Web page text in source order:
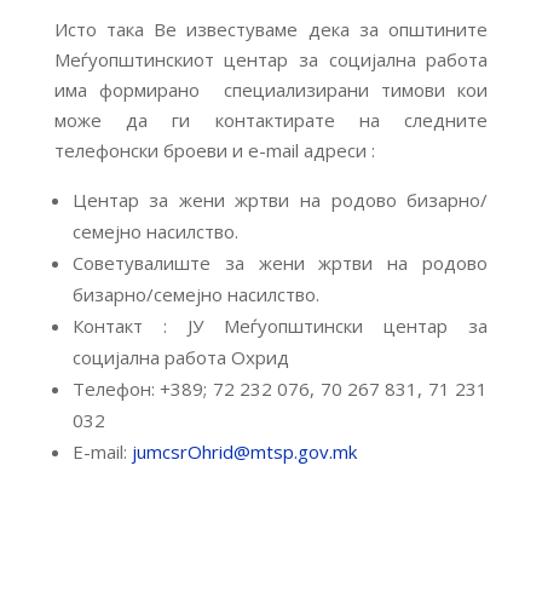
Исто така Ве известуваме дека за општините
Меѓуопштинскиот центар за социјална работа
има формирано специализирани тимови кои
може да ги контактирате на следните
телефонски броеви и e-mail адреси :
Центар за жени жртви на родово бизарно/
семејно насилство.
Советувалиште за жени жртви на родово
бизарно/семејно насилство.
Контакт : ЈУ Меѓуопштински центар за
социјална работа Охрид
Телефон: +389; 72 232 076, 70 267 831, 71 231
032
E-mail: jumcsrOhrid@mtsp.gov.mk